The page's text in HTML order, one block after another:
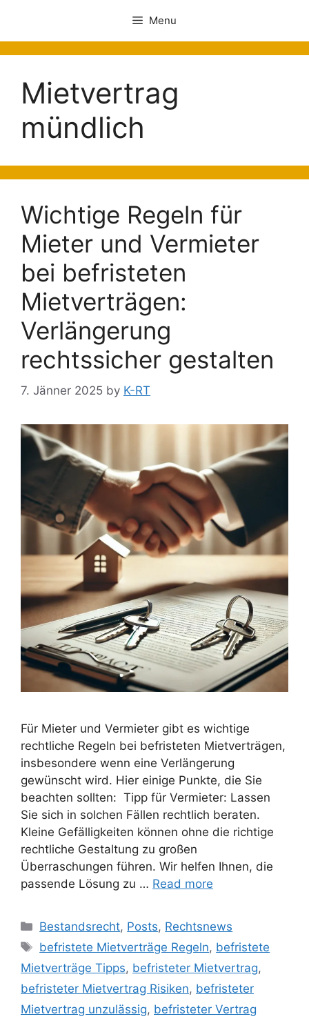
Menu
Mietvertrag
mündlich
Wichtige Regeln für
Mieter und Vermieter
bei befristeten
Mietverträgen:
Verlängerung
rechtssicher gestalten
7. Jänner 2025 by K-RT
Für Mieter und Vermieter gibt es wichtige
rechtliche Regeln bei befristeten Mietverträgen,
insbesondere wenn eine Verlängerung
gewünscht wird. Hier einige Punkte, die Sie
beachten sollten: Tipp für Vermieter: Lassen
Sie sich in solchen Fällen rechtlich beraten.
Kleine Gefälligkeiten können ohne die richtige
rechtliche Gestaltung zu großen
Überraschungen führen. Wir helfen Ihnen, die
passende Lösung zu … Read more
Bestandsrecht, Posts, Rechtsnews
befristete Mietverträge Regeln, befristete
Mietverträge Tipps, befristeter Mietvertrag,
befristeter Mietvertrag Risiken, befristeter
Mietvertrag unzulässig, befristeter Vertrag